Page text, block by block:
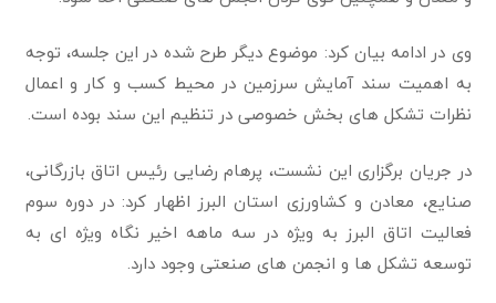
وی در ادامه بیان کرد: موضوع دیگر طرح شده در این جلسه، توجه
به اهمیت سند آمایش سرزمین در محیط کسب و کار و اعمال
نظرات تشکل های بخش خصوصی در تنظیم این سند بوده است.
در جریان برگزاری این نشست، پرهام رضایی رئیس اتاق بازرگانی،
صنایع، معادن و کشاورزی استان البرز اظهار کرد: در دوره سوم
فعالیت اتاق البرز به ویژه در سه ماهه اخیر نگاه ویژه ای به
توسعه تشکل ها و انجمن های صنعتی وجود دارد.